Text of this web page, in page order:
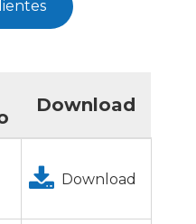
Download
Download